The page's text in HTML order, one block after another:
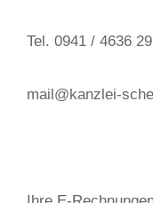
Tel. 0941 / 4636
mail@kanzlei-